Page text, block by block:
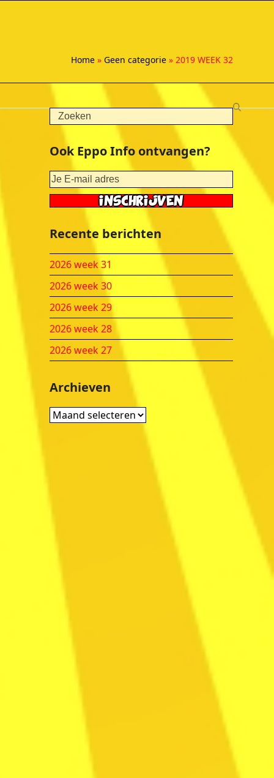
Home» Geen categorie» 2019 WEEK 32
Search
Ook Eppo Info ontvangen?
Recente berichten
2026 week 31
2026 week 30
2026 week 29
2026 week 28
2026 week 27
Archieven
Archieven